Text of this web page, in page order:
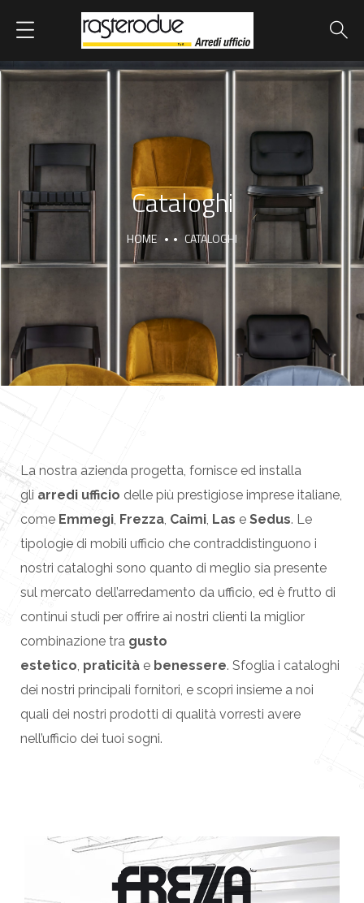
Cataloghi
HOME CATALOGHI
La nostra azienda progetta, fornisce ed installa
gli arredi ufficio delle più prestigiose imprese italiane,
come Emmegi, Frezza, Caimi, Las e Sedus. Le
tipologie di mobili ufficio che contraddistinguono i
nostri cataloghi sono quanto di meglio sia presente
sul mercato dell’arredamento da ufficio, ed è frutto di
continui studi per offrire ai nostri clienti la miglior
combinazione tra gusto
estetico, praticità e benessere. Sfoglia i cataloghi
dei nostri principali fornitori, e scopri insieme a noi
quali dei nostri prodotti di qualità vorresti avere
nell’ufficio dei tuoi sogni.